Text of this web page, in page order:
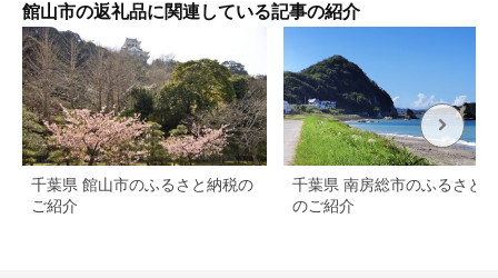
館山市の返礼品に関連している記事の紹介
千葉県 館山市のふるさと納税の
ご紹介
千葉県 南房総市のふるさと
のご紹介